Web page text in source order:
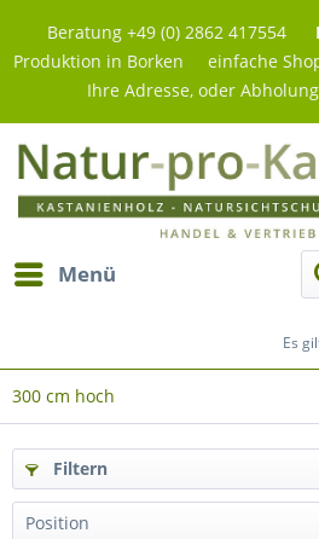
Beratung +49 (0) 2862 417554
Produktion in Borken einfache
Ihre Adresse, oder
Menü
Es
300 cm hoch
Filtern